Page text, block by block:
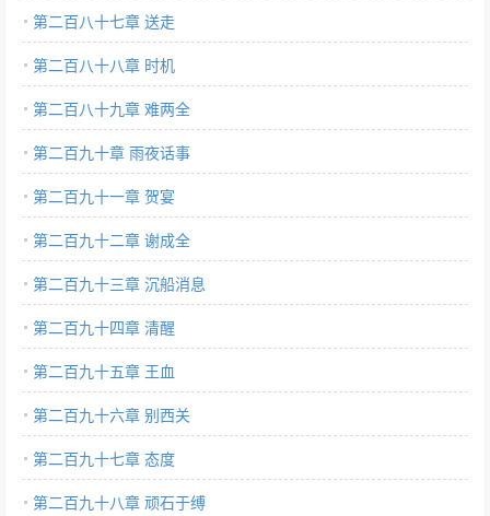
第二百八十七章 送走
第二百八十八章 时机
第二百八十九章 难两全
第二百九十章 雨夜话事
第二百九十一章 贺宴
第二百九十二章 谢成全
第二百九十三章 沉船消息
第二百九十四章 清醒
第二百九十五章 王血
第二百九十六章 别西关
第二百九十七章 态度
第二百九十八章 顽石于缚